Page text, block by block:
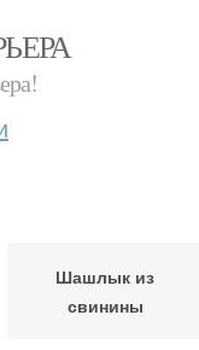
Шашлык из
свинины